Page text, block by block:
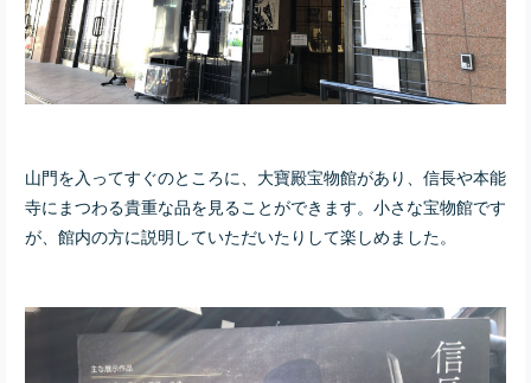
山門を入ってすぐのところに、大寶殿宝物館があり、信長や本能
寺にまつわる貴重な品を見ることができます。小さな宝物館です
が、館内の方に説明していただいたりして楽しめました。